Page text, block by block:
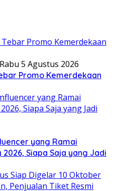
Rabu 5 Agustus 2026
Promo Kemerdekaan
yang Ramai
Siapa Saja yang Jadi